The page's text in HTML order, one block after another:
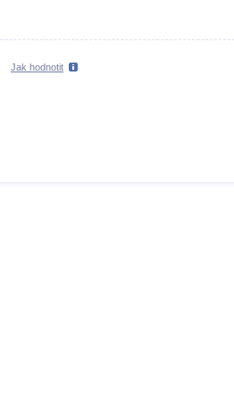
Jak hodnotit